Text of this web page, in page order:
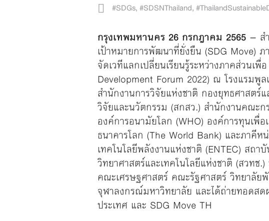
#SDGs,#SDSNThailand,
กรุงเทพมหานคร 26 กรกฎาคม 2565 – ส
เป้าหมายการพัฒนาที่ยั่งยืน (SDG Move) ภ
จัดเวทีแลกเปลี่ยนเรียนรู้ระหว่างภาคส่วนเ
Development Forum 2022) ณ โรงแรมพู
สำนักงานการวิจัยแห่งชาติ กองยุทธศาสตร์
วิจัยและนวัตกรรม (สกสว.) สำนักงานคณะ
องค์การอนามัยโลก (WHO) องค์การทุนเพื่
ธนาคารโลก (The World Bank) และภาคี
เทคโนโลยีพลังงานแห่งชาติ (ENTEC) สถ
วิทยาศาสตร์และเทคโนโลยีแห่งชาติ (สวท
คณะเศรษฐศาสตร์ คณะรัฐศาสตร์ วิทยาลั
จุฬาลงกรณ์มหาวิทยาลัย และได้ถ่ายทอดส
ประเทศ และ SDG Move TH